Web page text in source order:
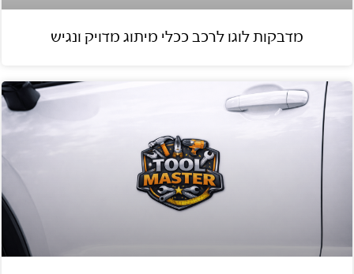
מדבקות לוגו לרכב ככלי מיתוג מדויק ונגיש